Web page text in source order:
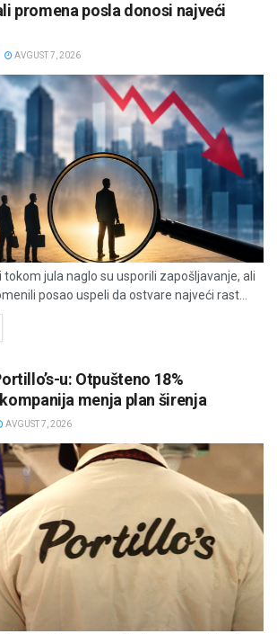
promena posla donosi najveći
AVGUST 7, 2026
jula naglo su usporili zapošljavanje, ali
posao uspeli da ostvare najveći rast...
u: Otpušteno 18%
menja plan širenja
AVGUST 7, 2026